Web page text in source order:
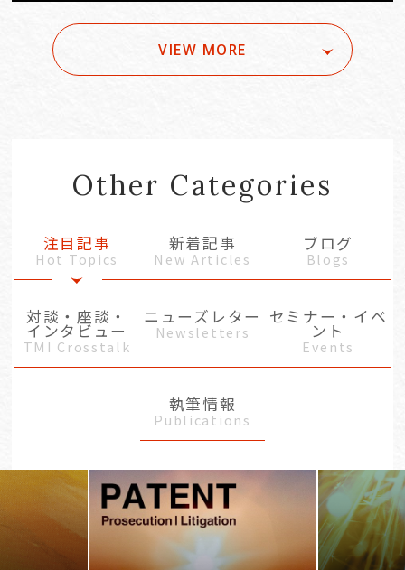
VIEW MORE
Other Categories
注目記事
Hot Topics
新着記事
New Articles
ブログ
Blogs
対談・座談・
インタビュー
TMI Crosstalk
ニューズレター
Newsletters
セミナー・イベ
ント
Events
執筆情報
Publications